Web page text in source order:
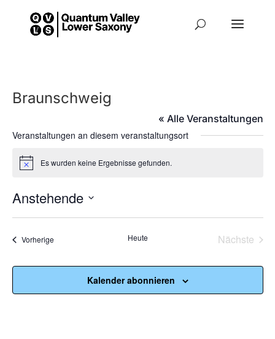
Braunschweig
« Alle Veranstaltungen
Veranstaltungen an diesem veranstaltungsort
HinweisEs wurden keine Ergebnisse gefunden.
Anstehende
Datum
wählen.
VorherigeVeranstaltungen Heute
Nächste
Kalender abonnieren